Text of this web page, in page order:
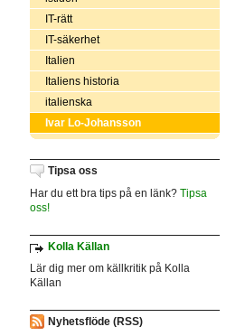
IT-rätt
IT-säkerhet
Italien
Italiens historia
italienska
Ivar Lo-Johansson
Tipsa oss
Har du ett bra tips på en länk? Tipsa
oss!
Kolla Källan
Lär dig mer om källkritik på Kolla
Källan
Nyhetsflöde (RSS)